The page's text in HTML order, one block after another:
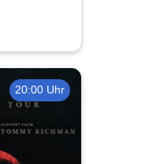
20:00 Uhr